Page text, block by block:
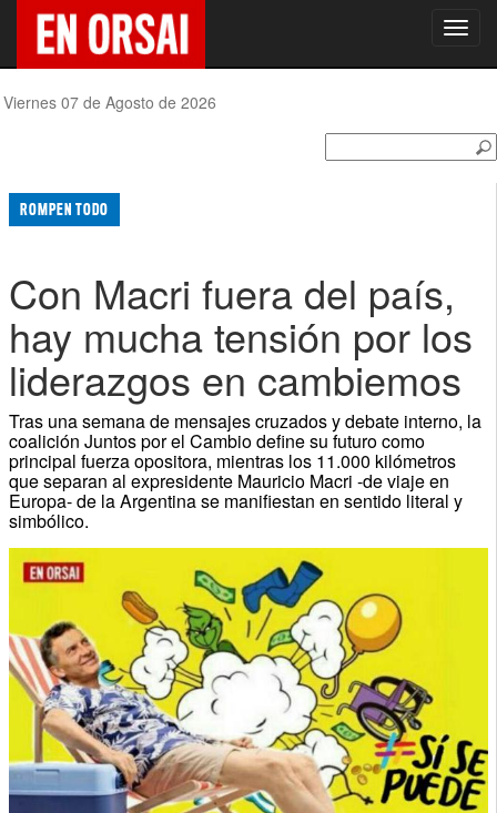
Viernes 07 de Agosto de 2026
ROMPEN TODO
Con Macri fuera del país,
hay mucha tensión por los
liderazgos en cambiemos
Tras una semana de mensajes cruzados y debate interno, la
coalición Juntos por el Cambio define su futuro como
principal fuerza opositora, mientras los 11.000 kilómetros
que separan al expresidente Mauricio Macri -de viaje en
Europa- de la Argentina se manifiestan en sentido literal y
simbólico.